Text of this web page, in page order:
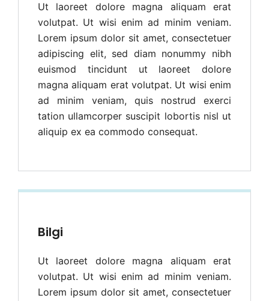
Ut laoreet dolore magna aliquam erat
volutpat. Ut wisi enim ad minim veniam.
Lorem ipsum dolor sit amet, consectetuer
adipiscing elit, sed diam nonummy nibh
euismod tincidunt ut laoreet dolore
magna aliquam erat volutpat. Ut wisi enim
ad minim veniam, quis nostrud exerci
tation ullamcorper suscipit lobortis nisl ut
aliquip ex ea commodo consequat.
Bilgi
Ut laoreet dolore magna aliquam erat
volutpat. Ut wisi enim ad minim veniam.
Lorem ipsum dolor sit amet, consectetuer